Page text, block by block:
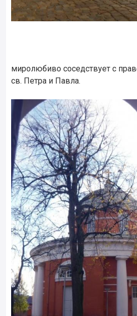
миролюбиво соседствует с
св. Петра и Павла.